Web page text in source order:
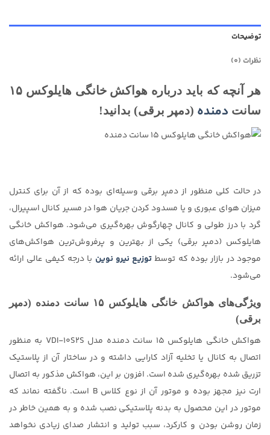
توضیحات
نظرات (0)
هر آنچه که باید درباره هواکش خانگی هایلوکس ۱۵
سانت دمنده (دمپر برقی) بدانید!
در حالت کلی منظور از دمپر برقی وسیله‌ای بوده که از آن برای کنترل
میزان هوای عبوری و یا مسدود کردن جریان هوا در مسیر کانال اسپیرال،
گرد با درز طولی و کانال چهارگوش بهره‌گیری می‌شود. هواکش خانگی
هایلوکس (دمپر برقی) یکی از بهترین و پرفروش‌ترین هواکش‌های
موجود در بازار بوده که توسطتوزیع نیرو نوین با درجه کیفی عالی ارائه
می‌شود.
ویژگی‌های هواکش خانگی هایلوکس ۱۵ سانت دمنده (دمپر
برقی)
هواکش خانگی هایلوکس ۱۵ سانت دمنده مدل VDI-10S2S به منظور
اتصال به کانال یا تخلیه آزاد کارایی داشته و در ساختار آن از پلاستیک
تزریق شده بهره‌گیری شده است. افزون بر این، هواکش مذکور به اتصال
ارت نیز مجهز بوده و موتور آن از نوع کلاس B است. ناگفته نماند که
موتور در این محصول به بدنه پلاستیکی نصب شده و به همین خاطر در
زمان روشن بودن و کارکرد، سبب تولید و انتشار صدای زیادی نخواهد